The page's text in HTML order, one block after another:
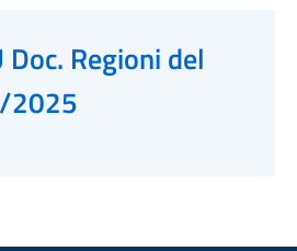
Doc. Regioni del